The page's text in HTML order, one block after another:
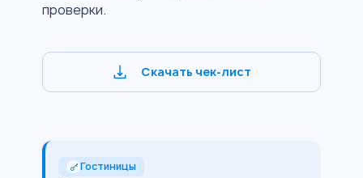
проверки.
Скачать чек-лист
Гостиницы